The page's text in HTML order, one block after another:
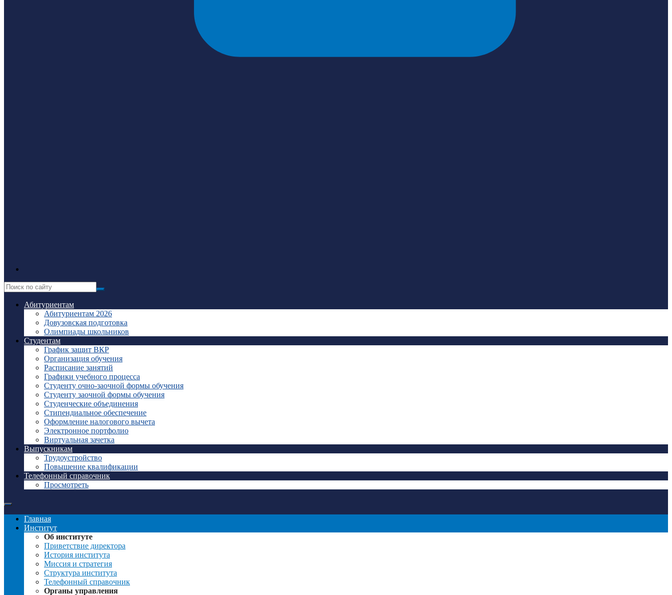
Абитуриентам
Абитуриентам 2026
Довузовская подготовка
Олимпиады школьников
Студентам
График защит ВКР
Организация обучения
Расписание занятий
Графики учебного процесса
Студенту очно-заочной формы обучения
Студенту заочной формы обучения
Студенческие объединения
Стипендиальное обеспечение
Оформление налогового вычета
Электронное портфолио
Виртуальная зачетка
Выпускникам
Трудоустройство
Повышение квалификации
Телефонный справочник
Просмотреть
Главная
Институт
Об институте
Приветствие директора
История института
Миссия и стратегия
Структура института
Телефонный справочник
Органы управления